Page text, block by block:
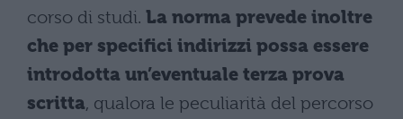
corso di studi. La norma prevede inoltre
che per specifici indirizzi possa essere
introdotta un’eventuale terza prova
scritta, qualora le peculiarità del percorso